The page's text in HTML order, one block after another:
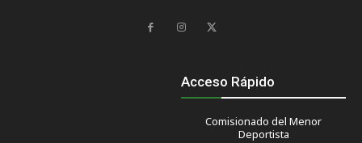
Acceso Rápido
Comisionado del Menor
Deportista